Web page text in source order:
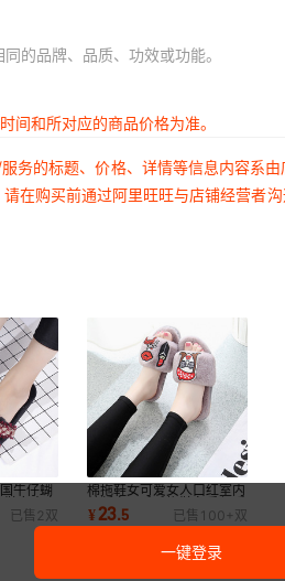
的品牌、品质、功效或功能。
和所对应的商品价格为准。
的标题、价格、详情等信息内容系
在购买前通过阿里旺旺与店铺经营者
牛仔蝴
女士家
已售 2 双
棉拖鞋女可爱女人口红室内
韩版家居毛毛拖鞋冬季保暖
时尚外穿防滑
¥23.5 已售 100+ 双
一键登录